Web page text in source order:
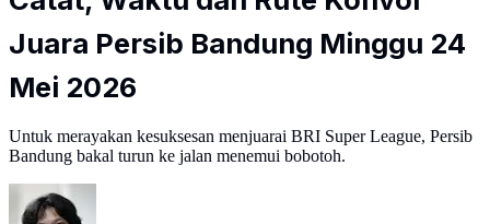
Juara Persib Bandung Minggu 24
Mei 2026
Untuk merayakan kesuksesan menjuarai BRI Super League, Persib
Bandung bakal turun ke jalan menemui bobotoh.